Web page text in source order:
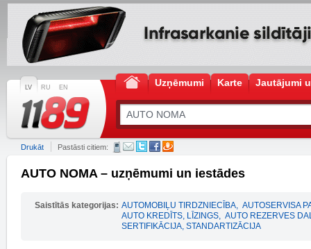
LV RU EN Uzņēmumi Karte Jautājumi
Drukāt Pastāsti citiem:
AUTO NOMA – uzņēmumi un iestādes
Saistītās kategorijas: AUTOMOBIĻU TIRDZNIECĪBA, AUTOSERVISA
AUTO KREDĪTS, LĪZINGS, AUTO REZERVES
SERTIFIKĀCIJA, STANDARTIZĀCIJA